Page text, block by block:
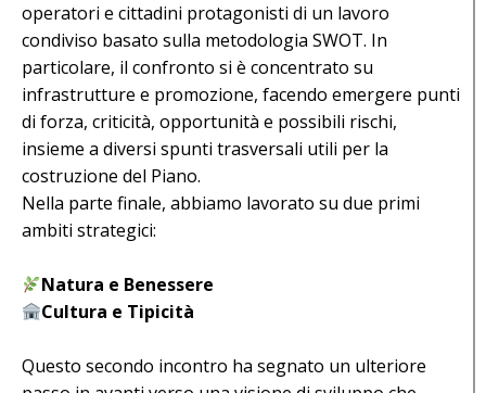
operatori e cittadini protagonisti di un lavoro
condiviso basato sulla metodologia SWOT. In
particolare, il confronto si è concentrato su
infrastrutture e promozione, facendo emergere punti
di forza, criticità, opportunità e possibili rischi,
insieme a diversi spunti trasversali utili per la
costruzione del Piano.
Nella parte finale, abbiamo lavorato su due primi
ambiti strategici:
Natura e Benessere
Cultura e Tipicità
Questo secondo incontro ha segnato un ulteriore